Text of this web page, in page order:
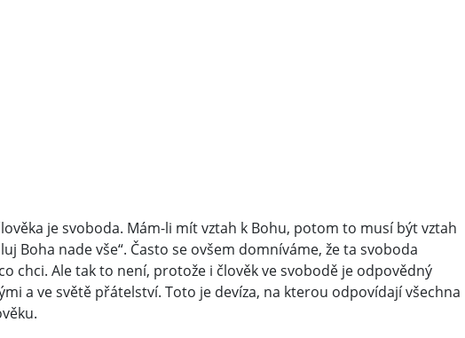
je svoboda. Mám-li mít vztah k Bohu, potom to musí být vztah
Boha nade vše“. Často se ovšem domníváme, že ta svoboda
chci. Ale tak to není, protože i člověk ve svobodě je odpovědný
a ve světě přátelství. Toto je devíza, na kterou odpovídají všechna